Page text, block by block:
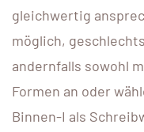
gleichwertig
möglich,
andernfalls sowohl
Formen an oder
Binnen-I als